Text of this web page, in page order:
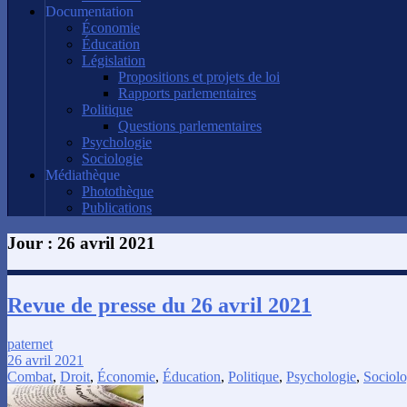
Documentation
Économie
Éducation
Législation
Propositions et projets de loi
Rapports parlementaires
Politique
Questions parlementaires
Psychologie
Sociologie
Médiathèque
Photothèque
Publications
Jour : 26 avril 2021
Revue de presse du 26 avril 2021
paternet
26 avril 2021
Combat, Droit, Économie, Éducation, Politique, Psychologie,